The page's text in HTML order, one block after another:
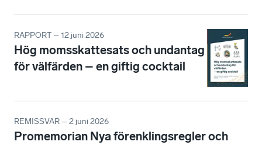
RAPPORT – 12 juni 2026
Hög momsskattesats och undantag
för välfärden – en giftig cocktail
REMISSVAR – 2 juni 2026
Promemorian Nya förenklingsregler och